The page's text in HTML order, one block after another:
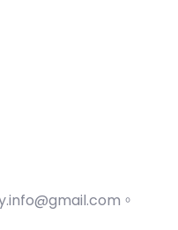
。